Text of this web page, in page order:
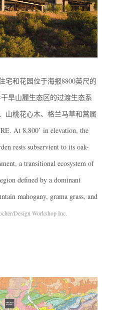
宅和花园位于海报8800英尺的
旱山麓生态区的过渡生态系
山桃花心木、格兰马草和蒿属
At 8,800’ in elevation, the
rests subservient to its oak-
a transitional ecosystem of
defined by a dominant
mahogany, grama grass, and
Design Workshop Inc.